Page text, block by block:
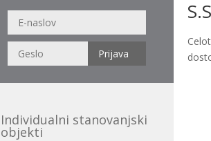
Individualni stanovanjski
objekti